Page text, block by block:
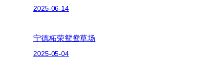
2025-06-14
宁德柘荣鸳鸯草场
2025-05-04